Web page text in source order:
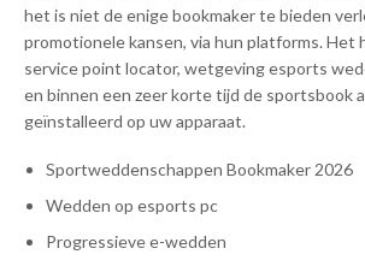
het is niet de enige bookmaker te bieden
promotionele kansen, via hun platforms. Het
service point locator, wetgeving esports
en binnen een zeer korte tijd de sportsbook
geïnstalleerd op uw apparaat.
Sportweddenschappen Bookmaker 2026
Wedden op esports pc
Progressieve e-wedden